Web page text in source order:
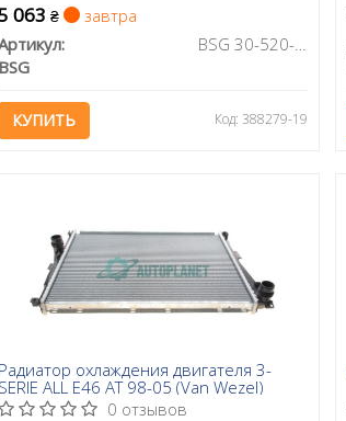
063 ₴
завтра
BSG
КУПИТЬ Код: 388279-19
Радиатор охлаждения двигателя 3-
SERIE ALL E46 AT 98-05 (Van Wezel)
0 отзывов